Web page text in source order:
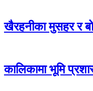
खैरहनीका मुसहर र
कालिकामा भूमि